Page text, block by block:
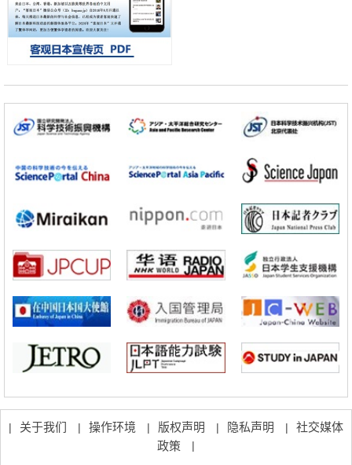
科学研究
开发出300亿年仅误差1秒的光晶格钟，构建网络将其打造为下一代社会
基础设施
经济・社会
大阪大学开发出膜脂质可视化工具，使脂质探针的高效开发成为可能
科学研究
带大量基因的人工细胞
政策
展研究
科学研究
京都大学高效生成光的构成单元“光子”，可应用于量子计算机
科学研究
开发出300亿年仅误差1秒的光晶格钟，构建网络将其打造为下一代社会
经济・社会
日本成立“以人为本AI联盟”——力争借助AI拓展社会公众创造力，依托
科学研究
大阪大学开发出膜脂质可视化工具，使脂质探针的高效开发成为可能
带大量基因的人工细胞
| 关于我们 | 操作环境 | 版权声明 | 隐私声明 | 社交媒体
政策 |